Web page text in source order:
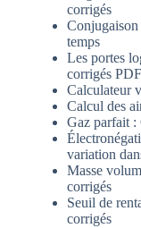
corrigés
Conjugaison
temps
Les portes
corrigés PDF
Calculateur
Calcul des
Gaz parfait :
variation
Masse
corrigés
Seuil de
corrigés